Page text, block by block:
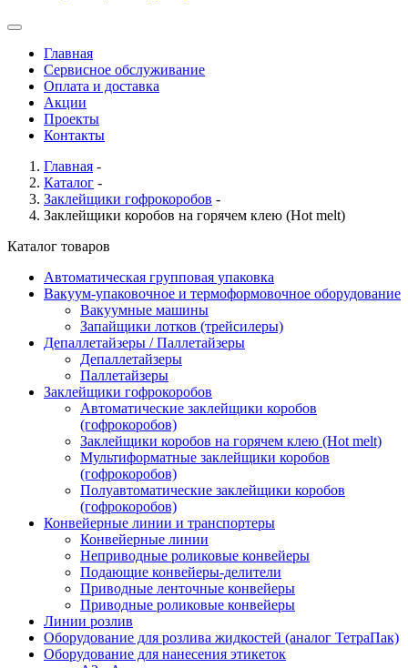
Главная
Сервисное обслуживание
Оплата и доставка
Акции
Проекты
Контакты
Главная -
Каталог -
Заклейщики гофрокоробов -
Заклейщики коробов на горячем клею (Hot melt)
Каталог товаров
Автоматическая групповая упаковка
Вакуум-упаковочное и термоформовочное оборудование
Вакуумные машины
Запайщики лотков (трейсилеры)
Депаллетайзеры / Паллетайзеры
Депаллетайзеры
Паллетайзеры
Заклейщики гофрокоробов
Автоматические заклейщики коробов
(гофрокоробов)
Заклейщики коробов на горячем клею (Hot melt)
Мультиформатные заклейщики коробов
(гофрокоробов)
Полуавтоматические заклейщики коробов
(гофрокоробов)
Конвейерные линии и транспортеры
Конвейерные линии
Неприводные роликовые конвейеры
Подающие конвейеры-делители
Приводные ленточные конвейеры
Приводные роликовые конвейеры
Линии розлив
Оборудование для розлива жидкостей (аналог ТетраПак)
Оборудование для нанесения этикеток